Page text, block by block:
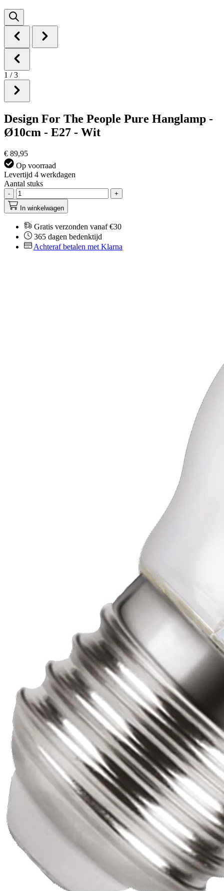
1 / 3
Design For The People Pure Hanglamp -
Ø10cm - E27 - Wit
€ 89,95
Op voorraad
Levertijd 4 werkdagen
Aantal stuks
-
+
In winkelwagen
Gratis verzonden vanaf €30
365 dagen bedenktijd
Achteraf betalen met Klarna